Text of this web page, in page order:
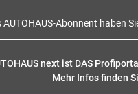
AUTOHAUS-Abonnent haben
next ist DAS
Mehr Infos finden